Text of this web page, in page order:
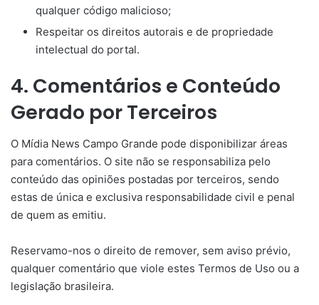
qualquer código malicioso;
Respeitar os direitos autorais e de propriedade
intelectual do portal.
4. Comentários e Conteúdo
Gerado por Terceiros
O Mídia News Campo Grande pode disponibilizar áreas
para comentários. O site não se responsabiliza pelo
conteúdo das opiniões postadas por terceiros, sendo
estas de única e exclusiva responsabilidade civil e penal
de quem as emitiu.
Reservamo-nos o direito de remover, sem aviso prévio,
qualquer comentário que viole estes Termos de Uso ou a
legislação brasileira.